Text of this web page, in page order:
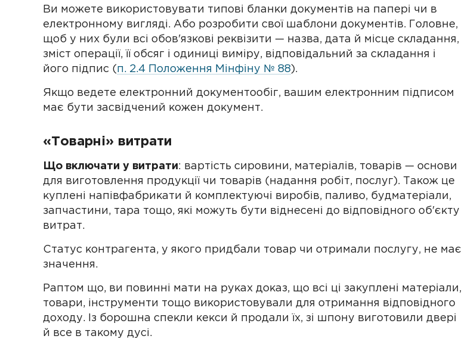
Ви можете використовувати типові бланки документів на папері чи в
електронному вигляді. Або розробити свої шаблони документів. Головне,
щоб у них були всі обов'язкові реквізити — назва, дата й місце складання,
зміст операції, її обсяг і одиниці виміру, відповідальний за складання і
його підпис ( п. 2.4 Положення Мінфіну № 88).
Якщо ведете електронний документообіг, вашим електронним підписом
має бути засвідчений кожен документ.
«Товарні» витрати
Що включати у витрати: вартість сировини, матеріалів, товарів — основи
для виготовлення продукції чи товарів (надання робіт, послуг). Також це
куплені напівфабрикати й комплектуючі виробів, паливо, будматеріали,
запчастини, тара тощо, які можуть бути віднесені до відповідного об'єкту
витрат.
Статус контрагента, у якого придбали товар чи отримали послугу, не має
значення.
Раптом що, ви повинні мати на руках доказ, що всі ці закуплені матеріали,
товари, інструменти тощо використовували для отримання відповідного
доходу. Із борошна спекли кекси й продали їх, зі шпону виготовили двері
й все в такому дусі.